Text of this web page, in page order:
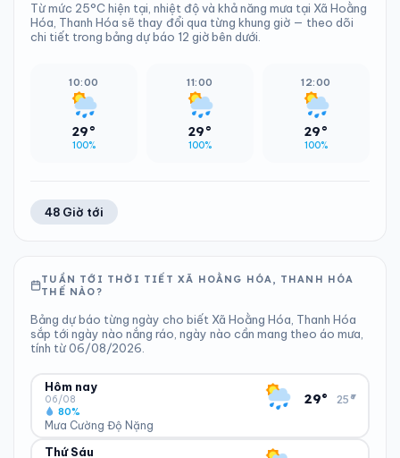
Từ mức 25°C hiện tại, nhiệt độ và khả năng mưa tại Xã Hoằng
Hóa, Thanh Hóa sẽ thay đổi qua từng khung giờ — theo dõi
chi tiết trong bảng dự báo 12 giờ bên dưới.
10:00
29°
100%
11:00
29°
100%
12:00
29°
100%
48 Giờ tới
TUẦN TỚI THỜI TIẾT XÃ HOẰNG HÓA, THANH HÓA
THẾ NÀO?
Bảng dự báo từng ngày cho biết Xã Hoằng Hóa, Thanh Hóa
sắp tới ngày nào nắng ráo, ngày nào cần mang theo áo mưa,
tính từ 06/08/2026.
Hôm nay
06/08
Mưa Cường Độ Nặng
80%
29° 25°
▾
ĐỘ ẨM
Thứ Sáu